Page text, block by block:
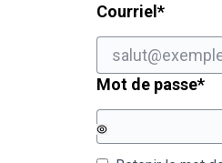
Courriel *Champ
Mot de passe*